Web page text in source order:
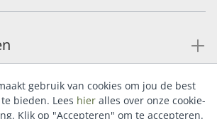
gebruik van cookies om jou de best
bieden. Lees hier alles over onze cookie-
Klik op "Accepteren" om te accepteren.